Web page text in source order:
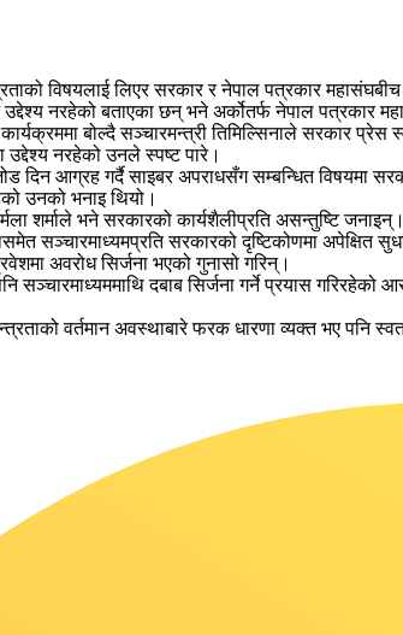
विषयलाई लिएर सरकार र नेपाल पत्रकार
नरहेको बताएका छन् भने अर्कोतर्फ नेपाल पत्रकार
बोल्दै सञ्चारमन्त्री तिमिल्सिनाले सरकार प्रेस
उद्देश्य नरहेको उनले स्पष्ट पारे।
दिन आग्रह गर्दै साइबर अपराधसँग सम्बन्धित विषयमा
उनको भनाइ थियो।
शर्माले भने सरकारको कार्यशैलीप्रति असन्तुष्टि
सञ्चारमाध्यमप्रति सरकारको दृष्टिकोणमा
अवरोध सिर्जना भएको गुनासो गरिन्।
दबाब सिर्जना गर्ने प्रयास गरिरहेको
वर्तमान अवस्थाबारे फरक धारणा व्यक्त भए पनि